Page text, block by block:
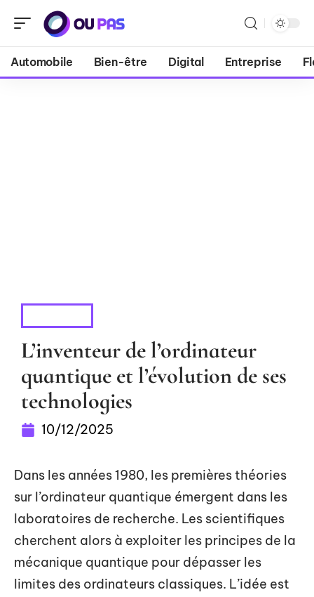
Automobile Bien-être Digital Entreprise
L’inventeur de l’ordinateur
quantique et l’évolution de ses
technologies
10/12/2025
Dans les années 1980, les premières théories
sur l’ordinateur quantique émergent dans les
laboratoires de recherche. Les scientifiques
cherchent alors à exploiter les principes de la
mécanique quantique pour dépasser les
limites des ordinateurs classiques. L’idée est